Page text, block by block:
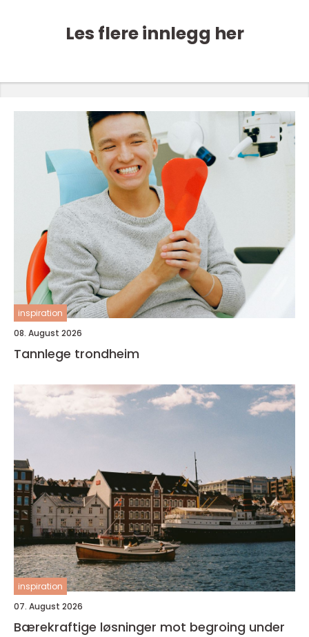
Les flere innlegg her
inspiration
08. August 2026
Tannlege trondheim
inspiration
07. August 2026
Bærekraftige løsninger mot begroing under